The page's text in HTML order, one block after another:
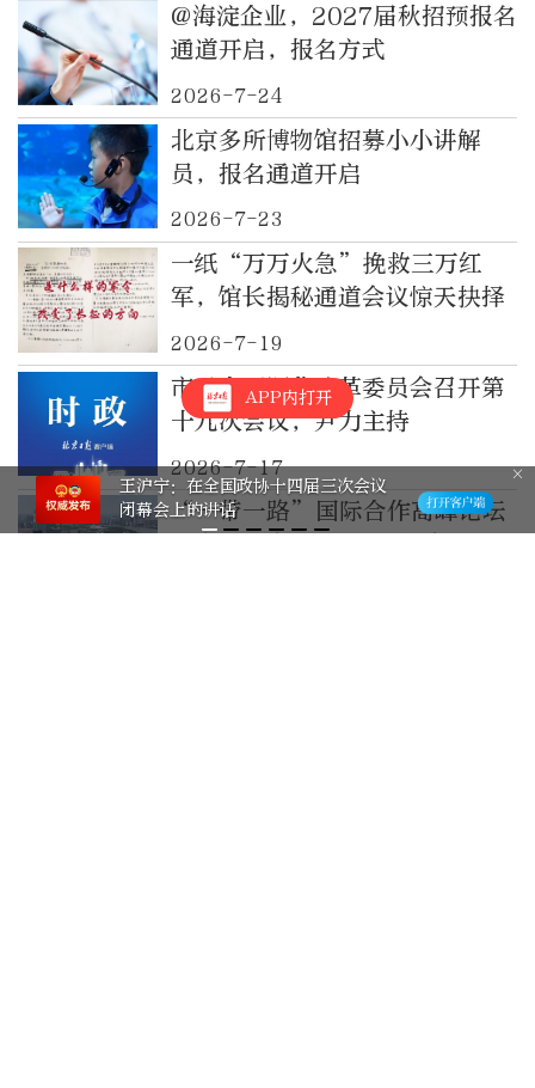
@海淀企业，2027届秋招预报名
通道开启，报名方式
2026-7-24
北京多所博物馆招募小小讲解
员，报名通道开启
2026-7-23
一纸“万万火急”挽救三万红
军，馆长揭秘通道会议惊天抉择
2026-7-19
市委全面深化改革委员会召开第
十九次会议，尹力主持
2026-7-17
“一带一路”国际合作高峰论坛
APP内打开
王沪宁：在全国政协十四届三次会议
闭幕会上的讲话